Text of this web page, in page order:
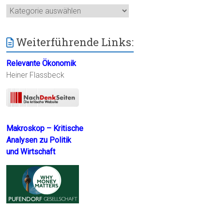
Kategorien
Weiterführende Links:
Relevante Ökonomik
Heiner Flassbeck
Makroskop – Kritische
Analysen zu Politik
und Wirtschaft